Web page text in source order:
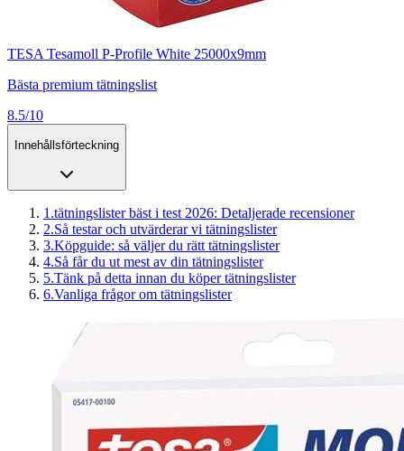
TESA Tesamoll P-Profile White 25000x9mm
Bästa premium tätningslist
8.5/10
Innehållsförteckning
1 .tätningslister bäst i test 2026: Detaljerade recensioner
2.Så testar och utvärderar vi tätningslister
3.Köpguide: så väljer du rätt tätningslister
4.Så får du ut mest av din tätningslister
5.Tänk på detta innan du köper tätningslister
6.Vanliga frågor om tätningslister